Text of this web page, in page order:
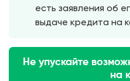
есть заявления об
выдаче кредита на
Не упускайте
на